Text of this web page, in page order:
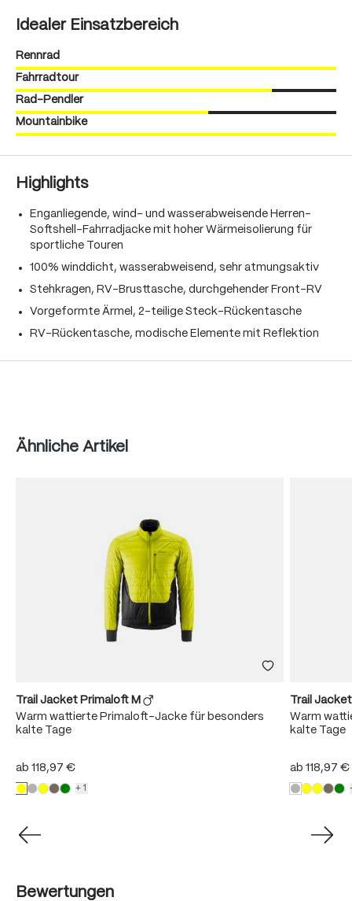
Idealer Einsatzbereich
Rennrad
Fahrradtour
Rad-Pendler
Mountainbike
Highlights
Enganliegende, wind- und wasserabweisende Herren-
Softshell-Fahrradjacke mit hoher Wärmeisolierung für
sportliche Touren
100% winddicht, wasserabweisend, sehr atmungsaktiv
Stehkragen, RV-Brusttasche, durchgehender Front-RV
Vorgeformte Ärmel, 2-teilige Steck-Rückentasche
RV-Rückentasche, modische Elemente mit Reflektion
Produktgalerie überspringen
Ähnliche Artikel
+1
Trail Jacket Primaloft M
Warm wattierte Primaloft-Jacke für besonders
kalte Tage
ab 118,97 €
Trail
Warm
kalte Tage
ab 118,97 €
Bewertungen